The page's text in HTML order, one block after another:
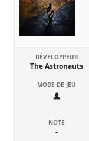
DÉVELOPPEUR
The Astronauts
MODE DE JEU
NOTE
-